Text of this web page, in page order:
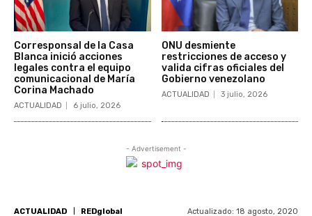
Corresponsal de la Casa
Blanca inició acciones
legales contra el equipo
comunicacional de María
Corina Machado
ACTUALIDAD 6 julio, 2026
ONU desmiente
restricciones de acceso y
valida cifras oficiales del
Gobierno venezolano
ACTUALIDAD 3 julio, 2026
- Advertisement -